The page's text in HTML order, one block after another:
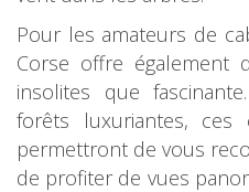
Pour les amateurs de
Corse offre également
insolites que
forêts luxuriantes, ces
permettront de vous
de profiter de vues